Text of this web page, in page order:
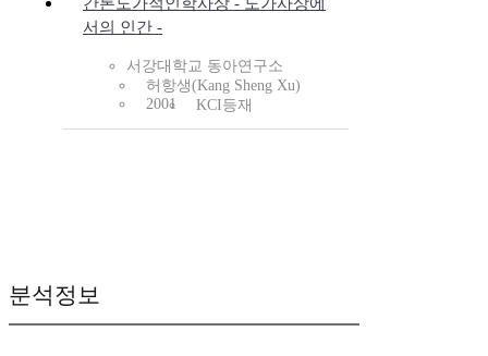
간론도가적인학사상 - 도가사상에
서의 인간 -
서강대학교 동아연구소
허항생(Kang Sheng Xu)
2001
KCI등재
분석정보